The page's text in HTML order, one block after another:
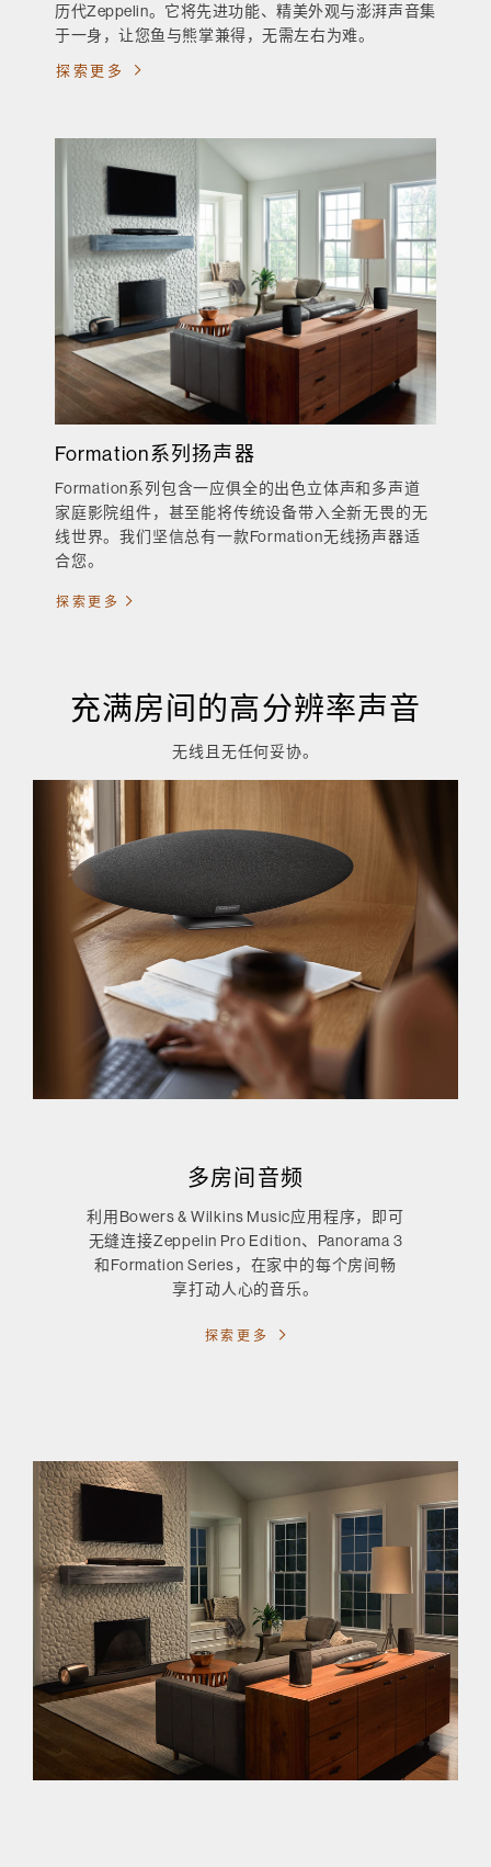
历代Zeppelin。它将先进功能、精美外观与澎湃声音集
于一身，让您鱼与熊掌兼得，无需左右为难。
探索更多
Formation系列扬声器
Formation系列包含一应俱全的出色立体声和多声道
家庭影院组件，甚至能将传统设备带入全新无畏的无
线世界。我们坚信总有一款Formation无线扬声器适
合您。
探索更多
充满房间的高分辨率声音
无线且无任何妥协。
多房间音频
利用Bowers & Wilkins Music应用程序，即可
无缝连接Zeppelin Pro Edition、Panorama 3
和Formation Series，在家中的每个房间畅
享打动人心的音乐。
探索更多